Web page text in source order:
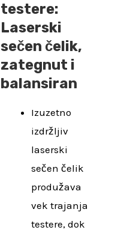
testere:
Laserski
sečen čelik,
zategnut i
balansiran
Izuzetno
izdržljiv
laserski
sečen čelik
produžava
vek trajanja
testere, dok